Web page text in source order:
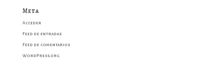
Meta
Acceder
Feed de entradas
Feed de comentarios
WordPress.org